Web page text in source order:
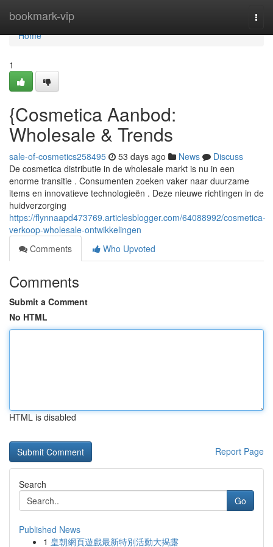
bookmark-vip
Home
Home
1
{Cosmetica Aanbod:
Wholesale & Trends
sale-of-cosmetics258495 53 days ago News
Discuss
De cosmetica distributie in de wholesale markt is nu in een
enorme transitie . Consumenten zoeken vaker naar duurzame
items en innovatieve technologieën . Deze nieuwe richtingen in de
huidverzorging
https://flynnaapd473769.articlesblogger.com/64088992/cosmetica-
verkoop-wholesale-ontwikkelingen
Comments
Who Upvoted
Comments
Submit a Comment
No HTML
HTML is disabled
Report Page
Search
Go
Published News
1 皇朝網頁遊戲最新特別活動大揭露